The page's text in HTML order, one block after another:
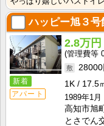
ハッピー旭３号
新着
アパート
2.8万円
28000
1K
17.5
1989年1月
高知市旭町
とさでん